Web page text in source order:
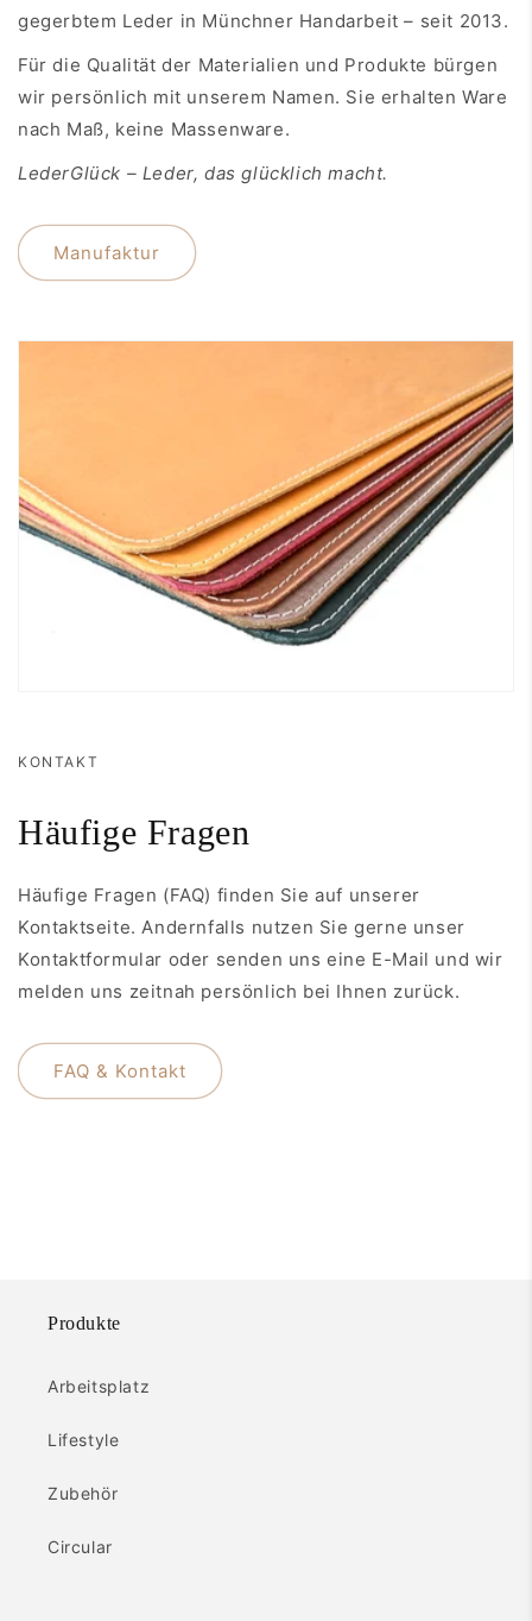
gegerbtem Leder in Münchner Handarbeit – seit 2013.
Für die Qualität der Materialien und Produkte bürgen
wir persönlich mit unserem Namen. Sie erhalten Ware
nach Maß, keine Massenware.
LederGlück – Leder, das glücklich macht.
Manufaktur
KONTAKT
Häufige Fragen
Häufige Fragen (FAQ) finden Sie auf unserer
Kontaktseite. Andernfalls nutzen Sie gerne unser
Kontaktformular oder senden uns eine E-Mail und wir
melden uns zeitnah persönlich bei Ihnen zurück.
FAQ & Kontakt
Produkte
Arbeitsplatz
Lifestyle
Zubehör
Circular